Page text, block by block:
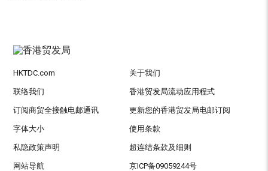
HKTDC.com 关于我们
联络我们 香港贸发局流动应用程式
订阅商贸全接触电邮通讯 更新您的香港贸发局电邮订阅
字体大小 使用条款
私隐政策声明 超连结条款及细则
网站导航 京ICP备09059244号